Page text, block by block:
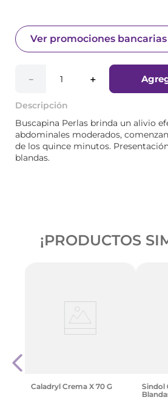
Ver promociones bancarias
＋
－
Descripción
Buscapina Perlas brinda un alivio
abdominales moderados,
de los quince minutos.
blandas.
¡PRODUCTOS
Caladryl Crema X 70 G
Sindol